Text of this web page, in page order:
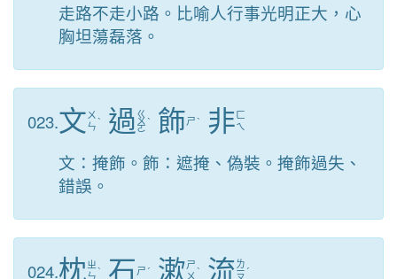
走路不走小路。比喻人行事光明正大，心
胸坦蕩磊落。
023.文 ㄨ
ㄣˋ 過 ㄍ
ㄨ
ㄛ
ˋ 飾ㄕˋ 非 ㄈ
ㄟ
文：掩飾。飾：遮掩、偽裝。掩飾過失、
錯誤。
024.枕ㄓ
ㄣˋ 石 ㄕ ˊ 漱ㄕ
ㄨ ˋ 流ㄌ
ㄧ ˊ